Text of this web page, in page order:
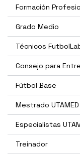
Formación
Grado Medio
Técnicos
Consejo para
Fútbol Base
Mestrado
Especialistas
Treinador